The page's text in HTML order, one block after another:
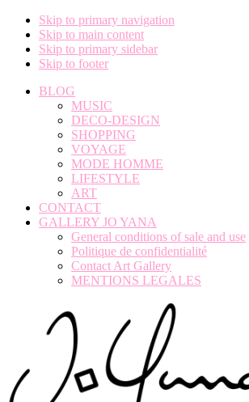
Skip to primary navigation
Skip to main content
Skip to primary sidebar
Skip to footer
BLOG
MUSIC
DECO-DESIGN
SHOPPING
VOYAGE
MODE HOMME
LIFESTYLE
ART
CONTACT
GALLERY JO YANA
General conditions of sale and use
Politique de confidentialité
Contact Art Gallery
MENTIONS LEGALES